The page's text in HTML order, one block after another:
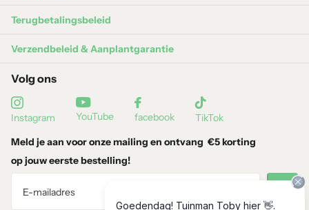
Terugbetalingsbeleid
Verzendbeleid & Aanplantgarantie
Volg ons
Instagram YouTube facebook
TikTok
Meld je aan voor onze mailing en ontvang €5 korting
op jouw eerste bestelling!